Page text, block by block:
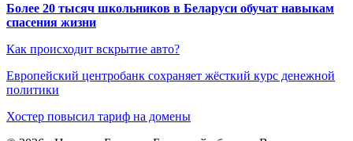
Более 20 тысяч школьников в Беларуси обучат навыкам
спасения жизни
Как происходит вскрытие авто?
Европейский центробанк сохраняет жёсткий курс денежной
политики
Хостер повысил тариф на домены